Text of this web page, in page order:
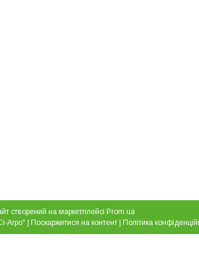
створений на маркетплейсі Prom.ua
ТОВ "Торгова Компанія "Сі-Агро" | Поскаржитися на контент | Політика